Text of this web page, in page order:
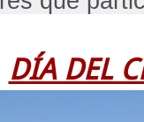
DÍA DEL